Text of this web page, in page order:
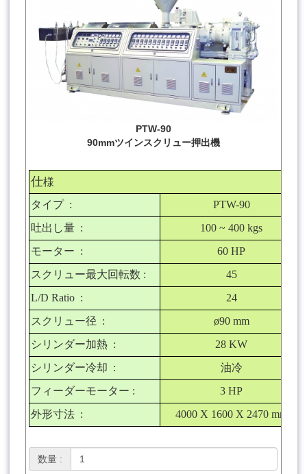
PTW-90
90mmツインスクリュー押出機
仕様
タイプ :
PTW-90
吐出し量 :
100 ~ 400 kgs
モーター :
60 HP
スクリュー最大回転数 :
45
L/D Ratio :
24
スクリュー径 :
ø90 mm
シリンダー加熱 :
28 KW
シリンダー冷却 :
油冷
フィーダーモーター :
3 HP
外形寸法 : 4000 X 1600 X 2470 mm
数量 :